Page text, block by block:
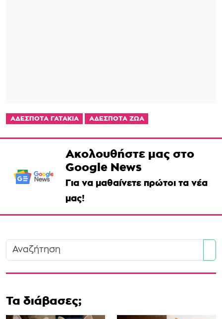
ΑΔΕΣΠΟΤΑ ΓΑΤΑΚΙΑ ΑΔΕΣΠΟΤΑ ΖΩΑ
Ακολουθήστε μας στο
Google News
Για να μαθαίνετε πρώτοι τα νέα
μας!
Τα διάβασες;